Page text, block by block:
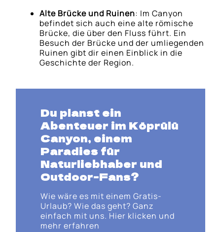
Alte Brücke und Ruinen: Im Canyon
befindet sich auch eine alte römische
Brücke, die über den Fluss führt. Ein
Besuch der Brücke und der umliegenden
Ruinen gibt dir einen Einblick in die
Geschichte der Region.
Du planst ein
Abenteuer im Köprülü
Canyon, einem
Paradies für
Naturliebhaber und
Outdoor-Fans?
Wie wäre es mit einem Gratis-
Urlaub? Wie das geht? Ganz
einfach mit uns. Hier klicken und
mehr erfahren